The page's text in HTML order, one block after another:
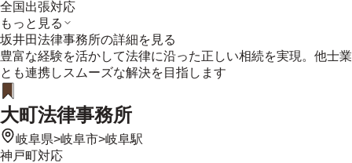
全国出張対応
もっと見る
坂井田法律事務所の詳細を見る
豊富な経験を活かして法律に沿った正しい相続を実現。他士業
とも連携しスムーズな解決を目指します
大町法律事務所
岐阜県>岐阜市>岐阜駅
神戸町対応